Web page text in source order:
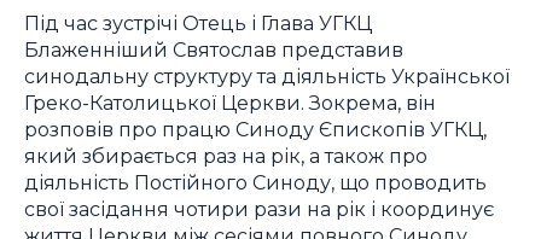
Під час зустрічі Отець і Глава УГКЦ
Блаженніший Святослав представив
синодальну структуру та діяльність Української
Греко-Католицької Церкви. Зокрема, він
розповів про працю Синоду Єпископів УГКЦ,
який збирається раз на рік, а також про
діяльність Постійного Синоду, що проводить
свої засідання чотири рази на рік і координує